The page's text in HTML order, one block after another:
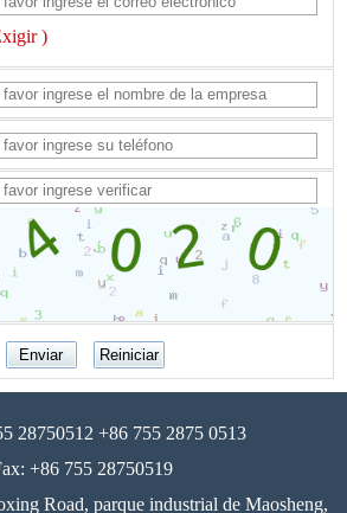
)
28750512 +86 755 2875 0513
+86 755 28750519
Road, parque industrial de Maosheng,